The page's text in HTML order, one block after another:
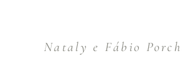
Nataly e Fábio